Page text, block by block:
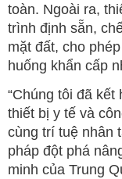
toàn. Ngoài ra,
trình định sẵn,
mặt đất, cho
huống khẩn cấp
“Chúng tôi đã
thiết bị y tế và
cùng trí tuệ nhân
pháp đột phá
minh của Trung